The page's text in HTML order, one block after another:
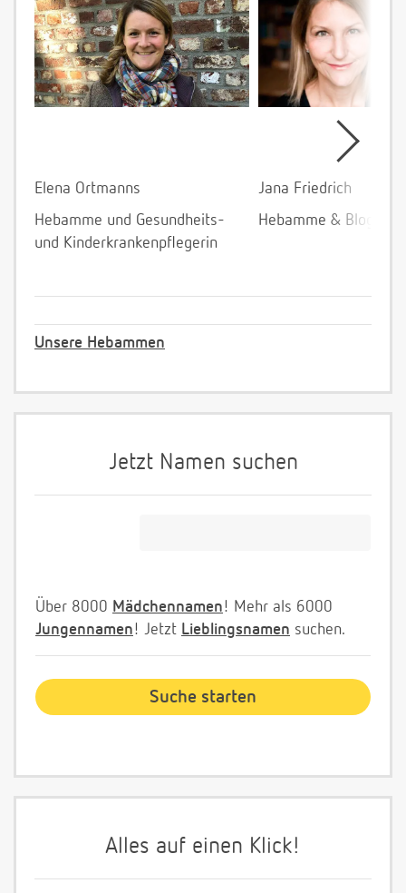
Elena Ortmanns
Hebamme und Gesundheits-
und Kinderkrankenpflegerin
Jana Friedrich
Hebamme &
Unsere Hebammen
Jetzt Namen suchen
Über 8000 Mädchennamen! Mehr als 6000
Jungennamen! Jetzt Lieblingsnamen suchen.
Alles auf einen Klick!